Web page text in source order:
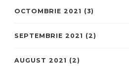
OCTOMBRIE 2021 (3)
SEPTEMBRIE 2021 (2)
AUGUST 2021 (2)